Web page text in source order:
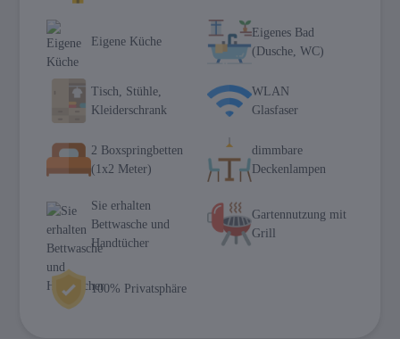
Eigene Küche
Eigenes Bad
(Dusche, WC)
Tisch, Stühle,
Kleiderschrank
WLAN
Glasfaser
2 Boxspringbetten
(1x2 Meter)
dimmbare
Deckenlampen
Sie erhalten
Bettwasche und
Handtücher
Gartennutzung mit
Grill
100% Privatsphäre